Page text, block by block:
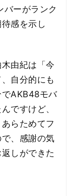
ーがランク
感を示し
由紀は「今
自分的にも
でAKB48モバ
ですけど、
らためてフ
、感謝の気
しができた